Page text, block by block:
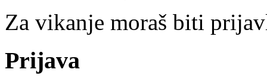
Za vikanje moraš biti
Prijava